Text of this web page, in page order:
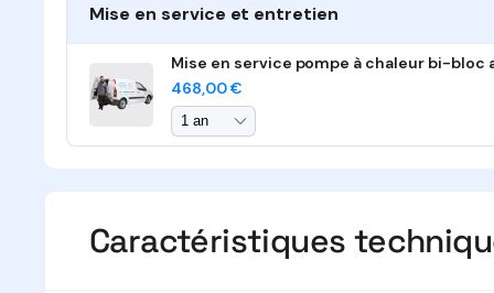
Mise en service et entretien
Mise en service pompe à chaleur bi-bloc
Prix
habituel
468,00 €
Caractéristiques